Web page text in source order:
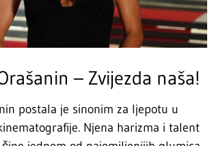
– Zvijezda naša!
postala je sinonim za ljepotu u
Njena harizma i talent